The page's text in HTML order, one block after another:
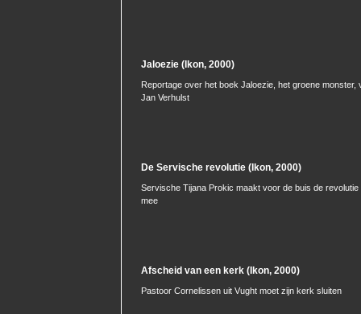
Jaloezie (Ikon, 2000)
Reportage over het boek Jaloezie, het groene monster,
Jan Verhulst
De Servische revolutie (Ikon, 2000)
Servische Tijana Prokic maakt voor de buis de
mee
Afscheid van een kerk (Ikon, 2000)
Pastoor Cornelissen uit Vught moet zijn kerk sluiten